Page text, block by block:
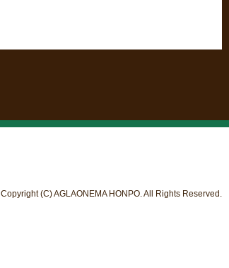
Copyright (C) AGLAONEMA HONPO. All Rights Reserved.